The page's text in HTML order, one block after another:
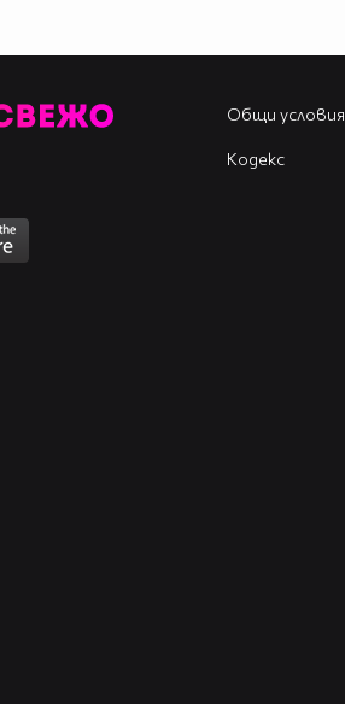
Общи условия
Кодекс